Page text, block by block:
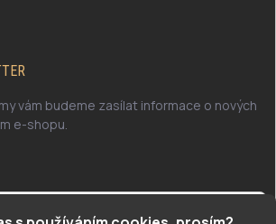
vám budeme zasílat informace o nových
e-shopu.